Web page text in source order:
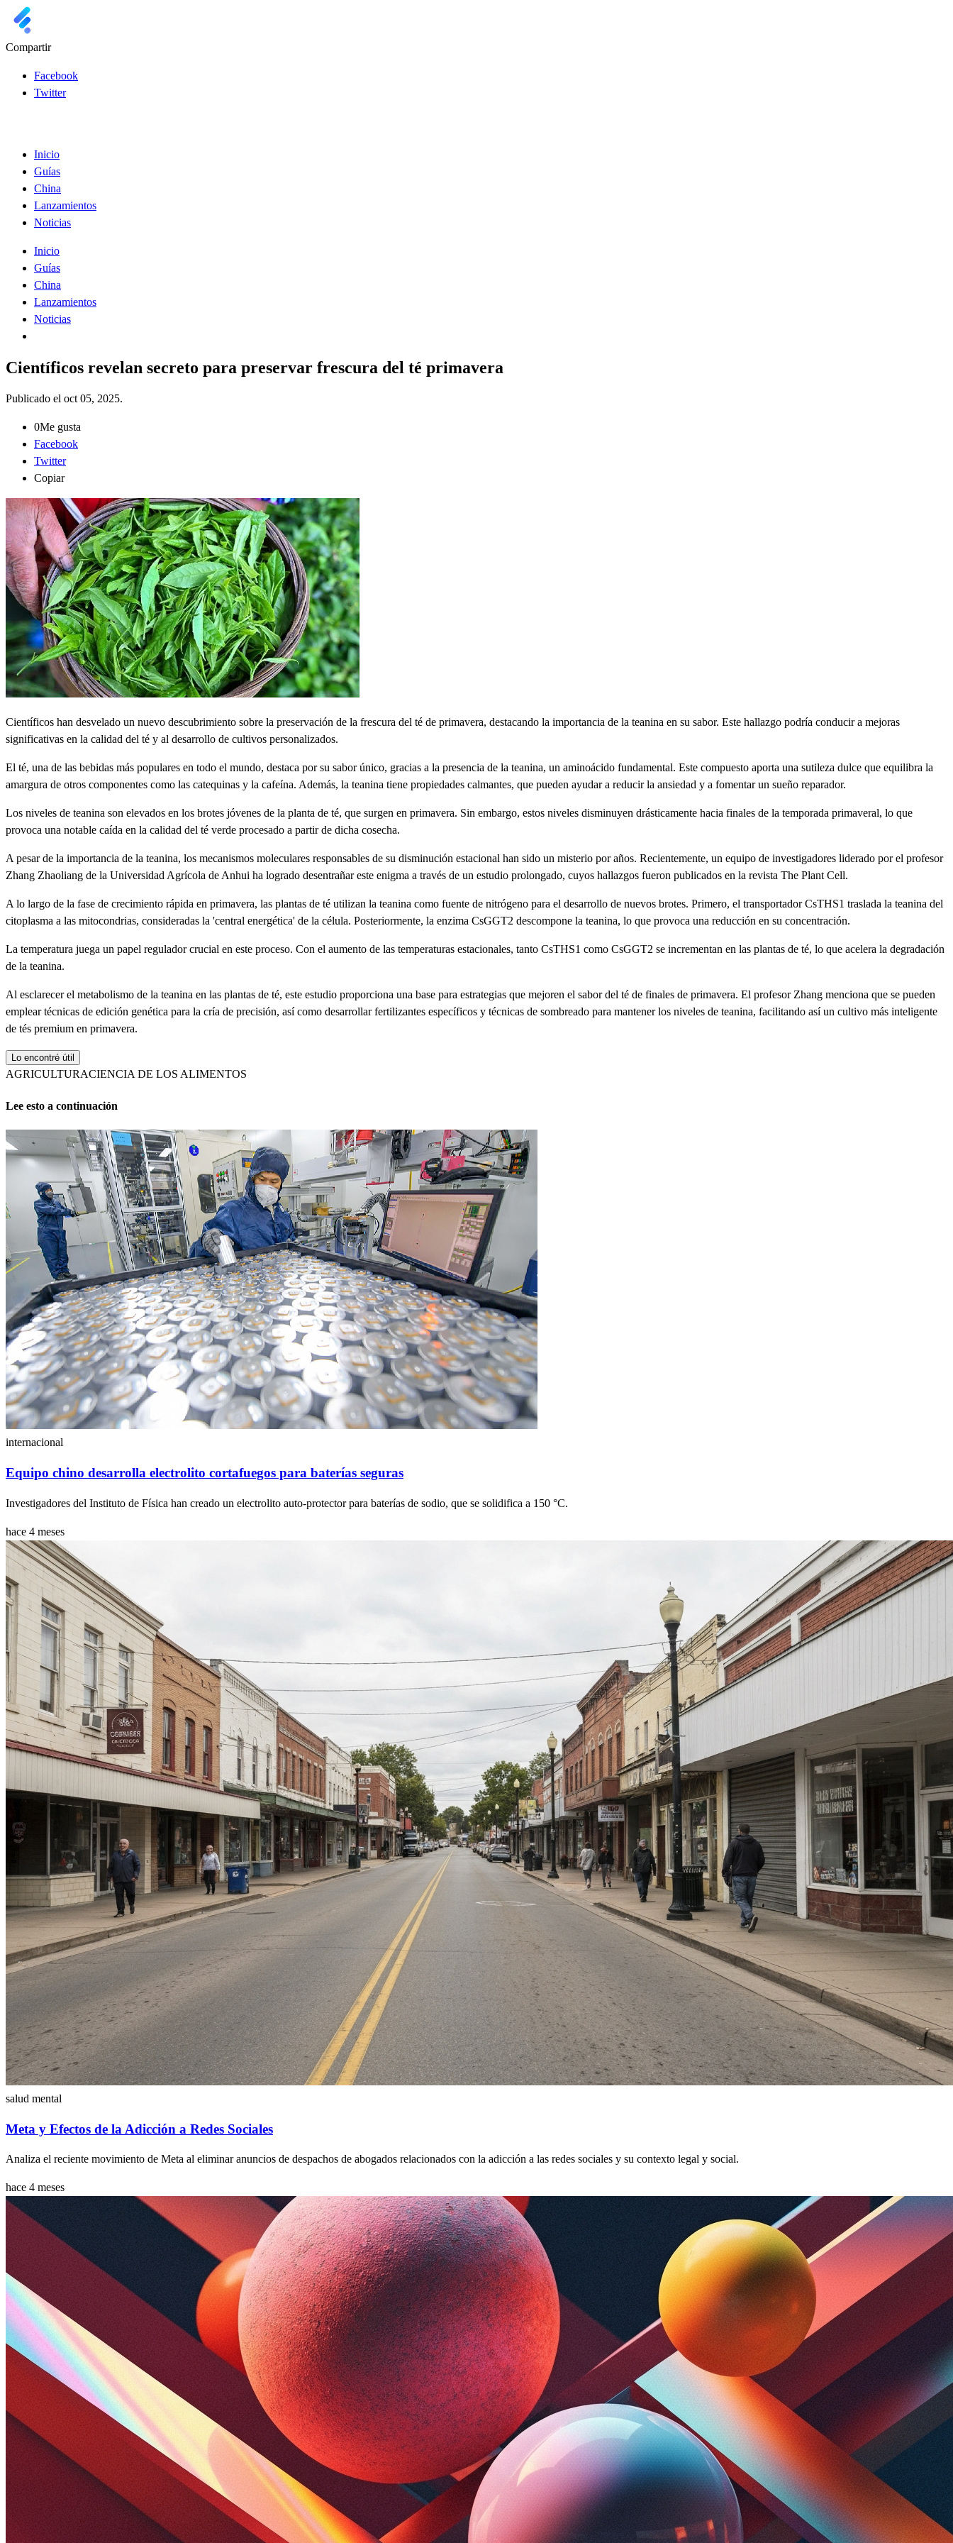
Compartir
Facebook
Twitter
Inicio
Guías
China
Lanzamientos
Noticias
Inicio
Guías
China
Lanzamientos
Noticias
Científicos revelan secreto para preservar frescura del té primavera
Publicado el oct 05, 2025.
0Me gusta
Facebook
Twitter
Copiar
Científicos han desvelado un nuevo descubrimiento sobre la preservación de la frescura del té de primavera, destacando la importancia de la teanina en su sabor. Este hallazgo podría conducir a mejoras
significativas en la calidad del té y al desarrollo de cultivos personalizados.
El té, una de las bebidas más populares en todo el mundo, destaca por su sabor único, gracias a la presencia de la teanina, un aminoácido fundamental. Este compuesto aporta una sutileza dulce que equilibra la
amargura de otros componentes como las catequinas y la cafeína. Además, la teanina tiene propiedades calmantes, que pueden ayudar a reducir la ansiedad y a fomentar un sueño reparador.
Los niveles de teanina son elevados en los brotes jóvenes de la planta de té, que surgen en primavera. Sin embargo, estos niveles disminuyen drásticamente hacia finales de la temporada primaveral, lo que
provoca una notable caída en la calidad del té verde procesado a partir de dicha cosecha.
A pesar de la importancia de la teanina, los mecanismos moleculares responsables de su disminución estacional han sido un misterio por años. Recientemente, un equipo de investigadores liderado por el profesor
Zhang Zhaoliang de la Universidad Agrícola de Anhui ha logrado desentrañar este enigma a través de un estudio prolongado, cuyos hallazgos fueron publicados en la revista The Plant Cell.
A lo largo de la fase de crecimiento rápida en primavera, las plantas de té utilizan la teanina como fuente de nitrógeno para el desarrollo de nuevos brotes. Primero, el transportador CsTHS1 traslada la teanina del
citoplasma a las mitocondrias, consideradas la 'central energética' de la célula. Posteriormente, la enzima CsGGT2 descompone la teanina, lo que provoca una reducción en su concentración.
La temperatura juega un papel regulador crucial en este proceso. Con el aumento de las temperaturas estacionales, tanto CsTHS1 como CsGGT2 se incrementan en las plantas de té, lo que acelera la degradación
de la teanina.
Al esclarecer el metabolismo de la teanina en las plantas de té, este estudio proporciona una base para estrategias que mejoren el sabor del té de finales de primavera. El profesor Zhang menciona que se pueden
emplear técnicas de edición genética para la cría de precisión, así como desarrollar fertilizantes específicos y técnicas de sombreado para mantener los niveles de teanina, facilitando así un cultivo más inteligente
de tés premium en primavera.
Lo encontré útil
AGRICULTURACIENCIA DE LOS ALIMENTOS
Lee esto a continuación
internacional
Equipo chino desarrolla electrolito cortafuegos para baterías seguras
Investigadores del Instituto de Física han creado un electrolito auto-protector para baterías de sodio, que se solidifica a 150 °C.
hace 4 meses
salud mental
Meta y Efectos de la Adicción a Redes Sociales
Analiza el reciente movimiento de Meta al eliminar anuncios de despachos de abogados relacionados con la adicción a las redes sociales y su contexto legal y social.
hace 4 meses